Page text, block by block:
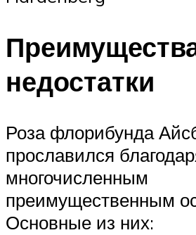
недостатки
Роза флорибунда
прославился
многочисленным
преимущественным
Основные из них: